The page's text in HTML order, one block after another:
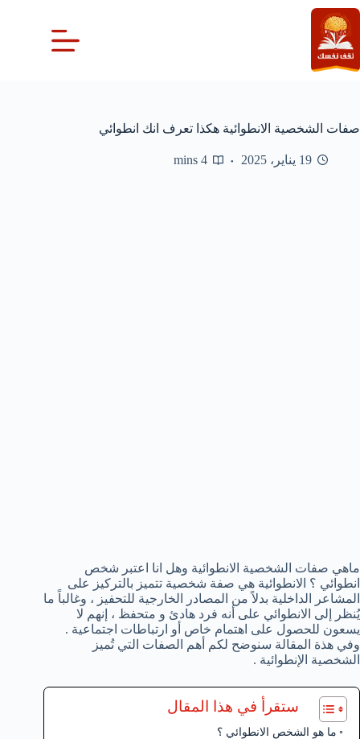
التجاوز
إلى
المحتوى
صفات الشخصية الانطوائية هكذا تعرف انك انطوائي
19 يناير، 2025 4 mins
ماهي صفات الشخصية الانطوائية وهل انا اعتبر شخص
انطوائي ؟ الانطوائية هي صفة شخصية تتميز بالتركيز على
المشاعر الداخلية بدلاً من المصادر الخارجية للتحفيز ، وغالباً ما
يُنظر إلى الانطوائي على أنه فرد هادئ و متحفظ ، إنهم لا
يسعون للحصول على اهتمام خاص أو ارتباطات اجتماعية .
وفي هذة المقالة سنوضح لكم أهم الصفات التي تُميز
الشخصية الإنطوائية .
ستقرأ في هذا المقال
ما هو الشخص الانطوائي ؟